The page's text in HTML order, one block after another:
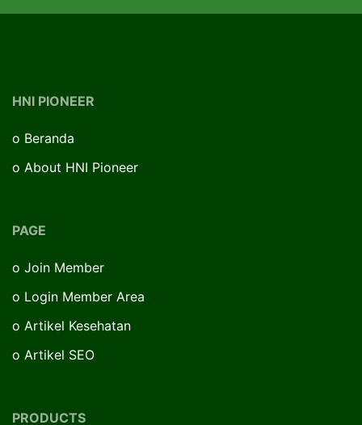
HNI PIONEER
o Beranda
o About HNI Pioneer
PAGE
o Join Member
o Login Member Area
o Artikel Kesehatan
o Artikel SEO
PRODUCTS